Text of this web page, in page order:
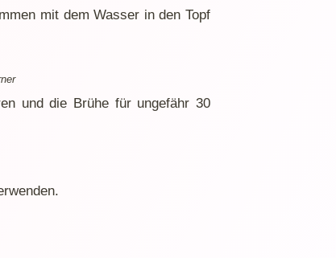
mit dem Wasser in den Topf
und die Brühe für ungefähr 30